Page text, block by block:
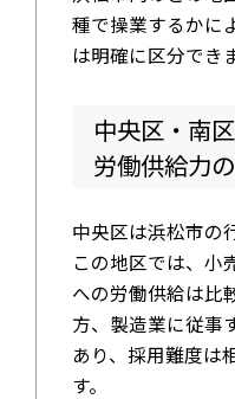
種で操業するかに
は明確に区分でき
中央区・南
労働供給力
中央区は浜松市の
この地区では、小
への労働供給は比
方、製造業に従事
あり、採用難度は
す。